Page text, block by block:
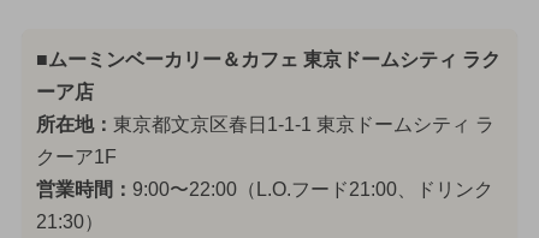
■ムーミンベーカリー＆カフェ 東京ドームシティ ラク
ーア店
所在地： 東京都文京区春日1-1-1 東京ドームシティ ラ
クーア1F
営業時間： 9:00〜22:00（L.O.フード21:00、ドリンク
21:30）